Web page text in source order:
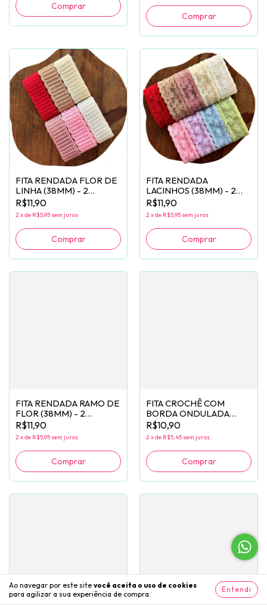
Ao navegar por este site você aceita o uso de cookies
para agilizar a sua experiência de compra.
Entendi
Comprar
Comprar
FITA RENDADA FLOR DE
LINHA (38MM) - 2
METROS
R$11,90
2 xde R$5,95 sem juros
Comprar
FITA RENDADA
LACINHOS (38MM) - 2
METROS
R$11,90
2 xde R$5,95 sem juros
Comprar
FITA RENDADA RAMO DE
FLOR (38MM) - 2
METROS
R$11,90
2 xde R$5,95 sem juros
Comprar
FITA CROCHÊ COM
BORDA ONDULADA
(38MM) - 2 METROS
R$10,90
2 xde R$5,45 sem juros
Comprar